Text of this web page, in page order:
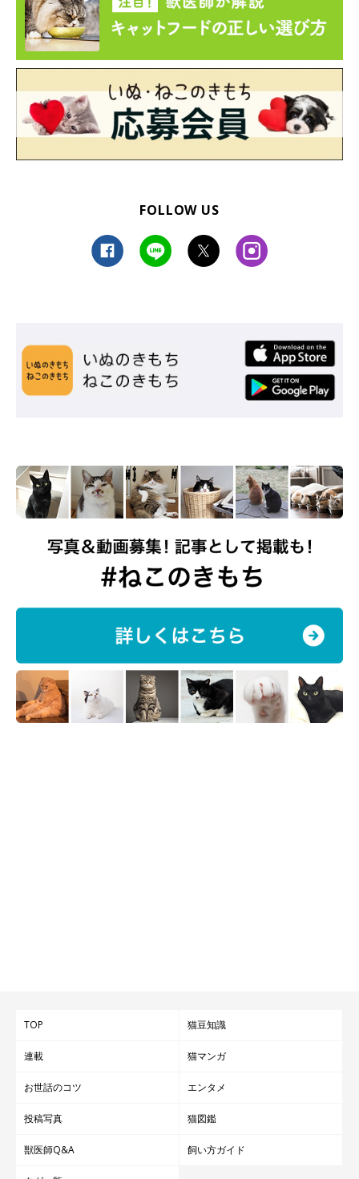
FOLLOW US
TOP 猫豆知識
連載 猫マンガ
お世話のコツ エンタメ
投稿写真 猫図鑑
獣医師Q&A 飼い方ガイド